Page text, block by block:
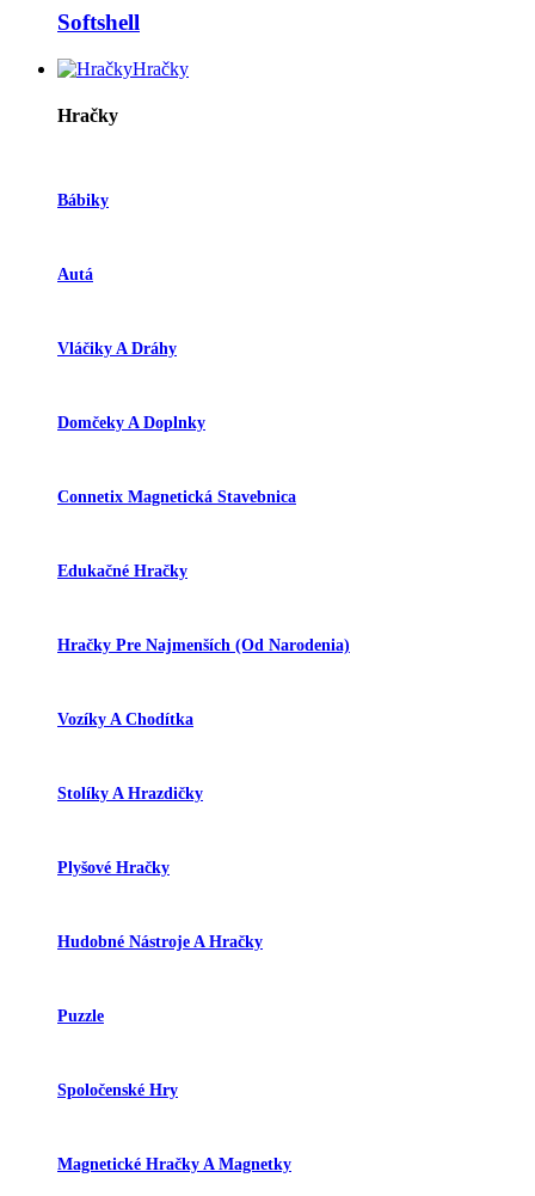
Softshell
Hračky
Hračky
Bábiky
Autá
Vláčiky A Dráhy
Domčeky A Doplnky
Connetix Magnetická Stavebnica
Edukačné Hračky
Hračky Pre Najmenších (od Narodenia)
Vozíky A Chodítka
Stolíky A Hrazdičky
Plyšové Hračky
Hudobné Nástroje A Hračky
Puzzle
Spoločenské Hry
Magnetické Hračky A Magnetky